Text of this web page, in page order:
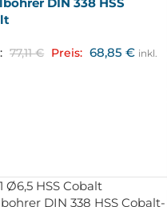
77,11€ Preis: 68,85€ inkl.